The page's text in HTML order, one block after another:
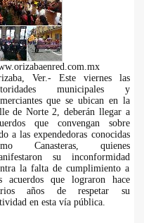
Ver.- Este viernes las
municipales y
que se ubican en la
de Norte 2, deberán llegar a
que convengan sobre
a las expendedoras conocidas
Canasteras, quienes
su inconformidad
la falta de cumplimiento a
acuerdos que lograron hace
años de respetar su
en esta vía pública.